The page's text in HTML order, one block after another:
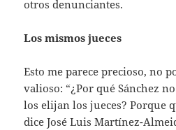
otros denunciantes.
Los mismos jueces
Esto me parece precioso, no
valioso: “¿Por qué Sánchez
los elijan los jueces? Porque
dice José Luis Martínez-